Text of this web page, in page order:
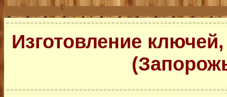
Изготовление